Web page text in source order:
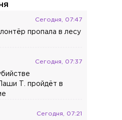
Сегодня, 07:47
пропала в лесу
Сегодня, 07:37
Т. пройдёт в
Сегодня, 07:21